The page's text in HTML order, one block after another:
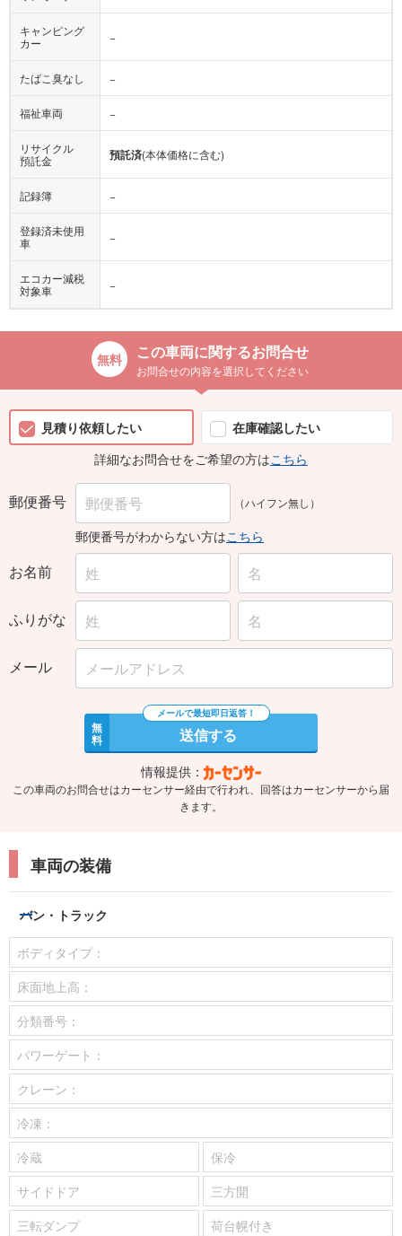
キャンピング
カー
−
たばこ臭なし −
福祉車両 −
リサイクル
預託金
預託済(本体価格に含む)
記録簿 −
登録済未使用
車
−
エコカー減税
対象車
−
この車両に関するお問合せ
お問合せの内容を選択してください
見積り依頼したい
在庫確認したい
詳細なお問合せをご希望の方はこちら
郵便番号 （ハイフン無し）
郵便番号がわからない方はこちら
お名前
ふりがな
メール
無
料 送信する
情報提供：
この車両のお問合せはカーセンサー経由で行われ、回答はカーセンサーから届
きます。
車両の装備
バン・トラック
ボディタイプ：
床面地上高：
分類番号：
パワーゲート：
クレーン：
冷凍：
冷蔵
保冷
サイドドア
三方開
三転ダンプ
荷台幌付き